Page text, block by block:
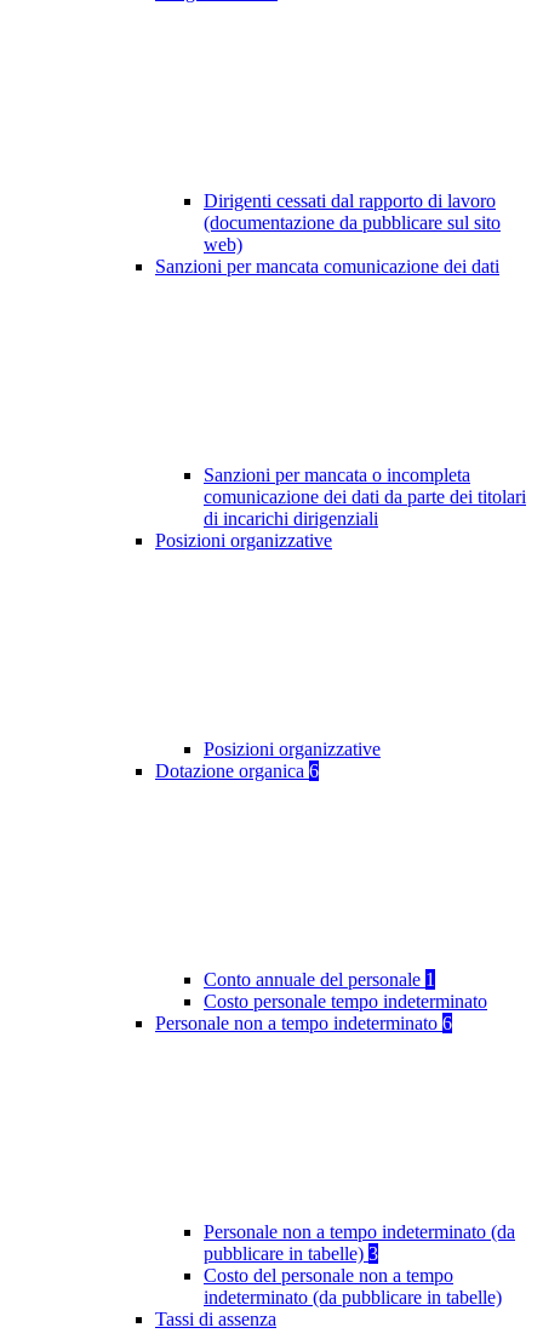
Dirigenti cessati dal rapporto di lavoro
(documentazione da pubblicare sul sito
web)
Sanzioni per mancata comunicazione dei dati
Sanzioni per mancata o incompleta
comunicazione dei dati da parte dei titolari
di incarichi dirigenziali
Posizioni organizzative
Posizioni organizzative
Dotazione organica 6
Conto annuale del personale 1
Costo personale tempo indeterminato
Personale non a tempo indeterminato 6
Personale non a tempo indeterminato (da
pubblicare in tabelle) 3
Costo del personale non a tempo
indeterminato (da pubblicare in tabelle)
Tassi di assenza